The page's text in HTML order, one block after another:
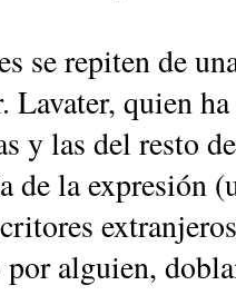
se repiten de
quien
y las del resto
la expresión
alguien,